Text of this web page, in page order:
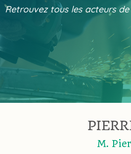
Retrouvez tous les acteurs
M.